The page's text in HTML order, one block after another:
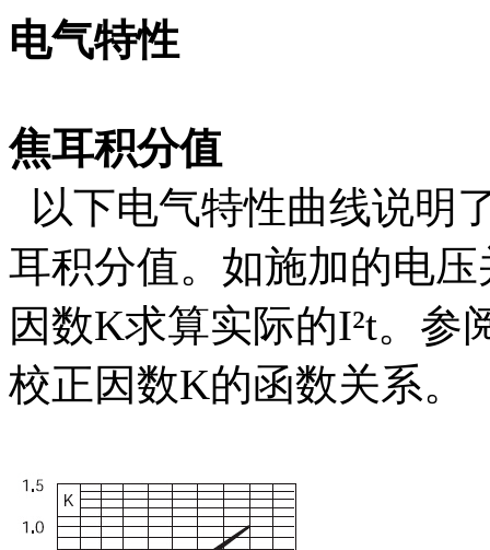
电气特性
焦耳积分值
以下电气特性曲线说明
耳积分值。如施加的电
因数K求算实际的I²t。参
校正因数K的函数关系。